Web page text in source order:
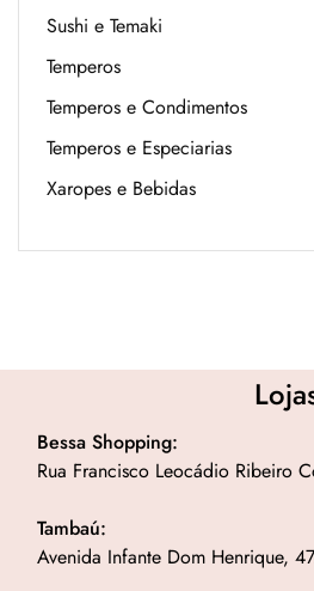
Sushi e Temaki
Temperos
Temperos e Condimentos
Temperos e Especiarias
Xaropes e Bebidas
Bessa Shopping:
Rua Francisco Leocádio Ribeiro
Tambaú:
Avenida Infante Dom Henrique,